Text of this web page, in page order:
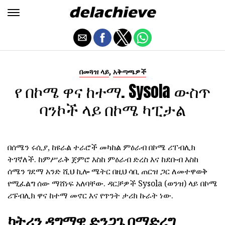
በመጓዝ ላይ, አቅጣጫዎች
የ በኮሜ ዋና ከተማ. Sysola ውስጥ
ባንኮች ላይ በኮሜ ካፒታል
በሰሜን ሩሲያ, ከዩራል ተራሮች መካከል ምዕራብ በኮሜ ሪፐብሊክ
ትገኛለች. ከምሥራቅ ጀምሮ እስከ ምዕራብ ድረስ እና ከደቡብ እስከ
ሰሜን ገደማ አንድ ሺህ ኪሎ ሜትር በዚህ ሳቢ ጠርዝ ጋር ለመተዋወቅ
የሚፈልግ ሰው ማሸነፍ አለባቸው. ዳርቻዎች Sysola (ወንዝ) ላይ በኮሜ
ሪፑብሊክ ዋና ከተማ መኖር እና የጥንት ታሪክ ኩራት ነው.
ካትሪን ዳግማዊ ድንጋጌ በማድረግ